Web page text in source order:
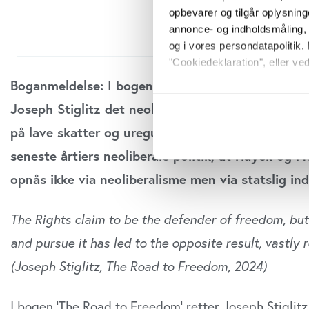
opbevarer og tilgår
annonce- og
og i vores
"Cookiedeklaration", eller
Hvis du tillader det, vil vi
Identificere din
Vi bruger cookies til at
annonceringspartnere og
anvende vores hjemmeside.
Boganmeldelse: I bogen ’The Road to Freedom’
Joseph Stiglitz det neoliberale frihedssyn, der
på lave skatter og uregulerede markeder. Ifølge
seneste årtiers neoliberale politik, at Hayek og
opnås ikke via neoliberalisme men via
The Rights claim to be the defender of freedom,
and pursue it has led to the opposite result, vastly
(Joseph Stiglitz, The Road to Freedom, 2024)